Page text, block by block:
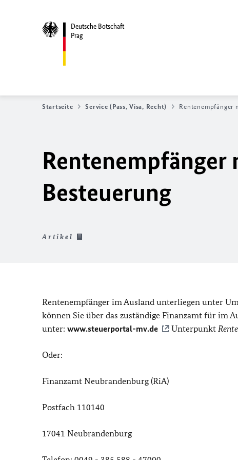
Deutsche Botschaft
Prag
Startseite Service (Pass, Visa, Recht) Rentenempfänger
Rentenempfänger
Besteuerung
Artikel
Rentenempfänger im Ausland unterliegen unter
können Sie über das zuständige Finanzamt für im
unter: www.steuerportal-mv.de Unterpunkt
Oder:
Finanzamt Neubrandenburg (RiA)
Postfach 110140
17041 Neubrandenburg